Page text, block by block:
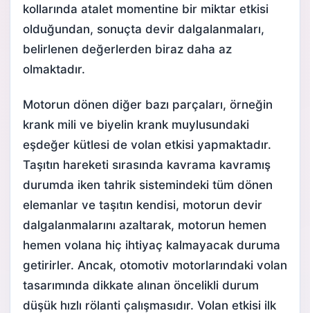
kollarında atalet momentine bir miktar etkisi
olduğundan, sonuçta devir dalgalanmaları,
belirlenen değerlerden biraz daha az
olmaktadır.
Motorun dönen diğer bazı parçaları, örneğin
krank mili ve biyelin krank muylusundaki
eşdeğer kütlesi de volan etkisi yapmaktadır.
Taşıtın hareketi sırasında kavrama kavramış
durumda iken tahrik sistemindeki tüm dönen
elemanlar ve taşıtın kendisi, motorun devir
dalgalanmalarını azaltarak, motorun hemen
hemen volana hiç ihtiyaç kalmayacak duruma
getirirler. Ancak, otomotiv motorlarındaki volan
tasarımında dikkate alınan öncelikli durum
düşük hızlı rölanti çalışmasıdır. Volan etkisi ilk